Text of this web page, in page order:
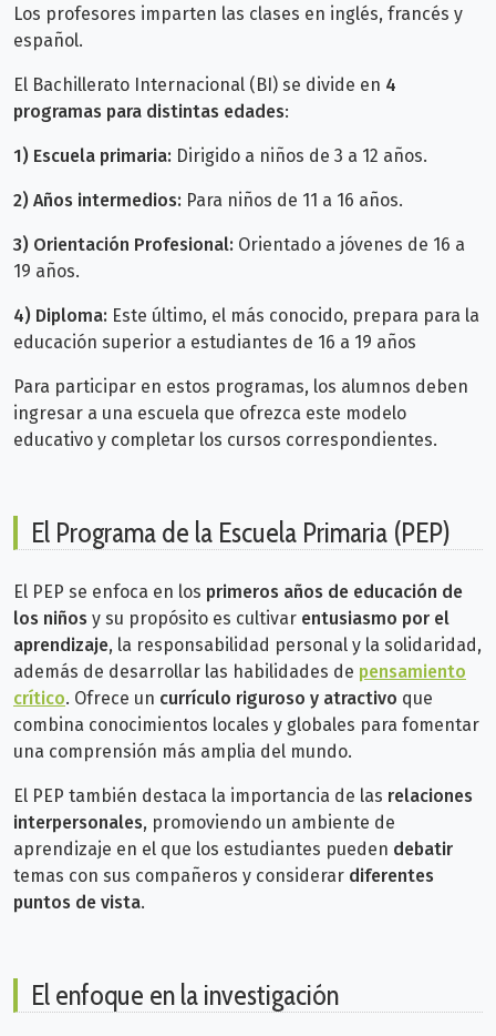
Los profesores imparten las clases en inglés, francés y
español.
El Bachillerato Internacional (BI) se divide en 4
programas para distintas edades:
1) Escuela primaria: Dirigido a niños de 3 a 12 años.
2) Años intermedios: Para niños de 11 a 16 años.
3) Orientación Profesional: Orientado a jóvenes de 16 a
19 años.
4) Diploma: Este último, el más conocido, prepara para la
educación superior a estudiantes de 16 a 19 años
Para participar en estos programas, los alumnos deben
ingresar a una escuela que ofrezca este modelo
educativo y completar los cursos correspondientes.
El Programa de la Escuela Primaria (PEP)
El PEP se enfoca en los primeros años de educación de
los niños y su propósito es cultivar entusiasmo por el
aprendizaje, la responsabilidad personal y la solidaridad,
además de desarrollar las habilidades de pensamiento
crítico. Ofrece un currículo riguroso y atractivo que
combina conocimientos locales y globales para fomentar
una comprensión más amplia del mundo.
El PEP también destaca la importancia de las relaciones
interpersonales, promoviendo un ambiente de
aprendizaje en el que los estudiantes pueden debatir
temas con sus compañeros y considerar diferentes
puntos de vista.
El enfoque en la investigación